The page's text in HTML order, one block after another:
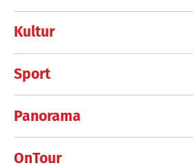
Kultur
Sport
Panorama
OnTour